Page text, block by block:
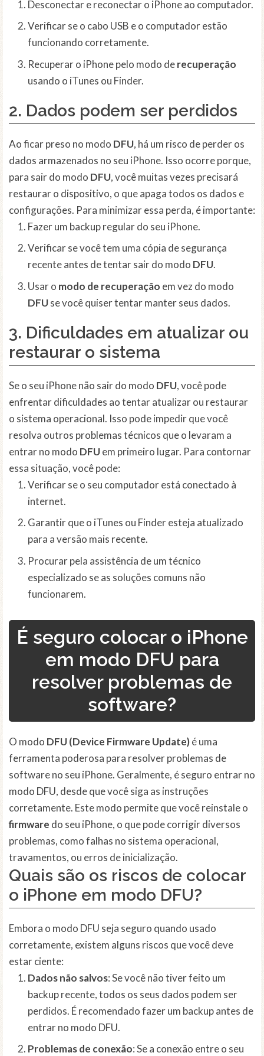
Desconectar e reconectar o iPhone ao computador.
Verificar se o cabo USB e o computador estão
funcionando corretamente.
Recuperar o iPhone pelo modo derecuperação
usando o iTunes ou Finder.
2. Dados podem ser perdidos
Ao ficar preso no modo DFU, há um risco de perder os
dados armazenados no seu iPhone. Isso ocorre porque,
para sair do modo DFU, você muitas vezes precisará
restaurar o dispositivo, o que apaga todos os dados e
configurações. Para minimizar essa perda, é importante:
Fazer um backup regular do seu iPhone.
Verificar se você tem uma cópia de segurança
recente antes de tentar sair do modo DFU.
Usar o modo de recuperação em vez do modo
DFUse você quiser tentar manter seus dados.
3. Dificuldades em atualizar ou
restaurar o sistema
Se o seu iPhone não sair do modo DFU, você pode
enfrentar dificuldades ao tentar atualizar ou restaurar
o sistema operacional. Isso pode impedir que você
resolva outros problemas técnicos que o levaram a
entrar no modo DFUem primeiro lugar. Para contornar
essa situação, você pode:
Verificar se o seu computador está conectado à
internet.
Garantir que o iTunes ou Finder esteja atualizado
para a versão mais recente.
Procurar pela assistência de um técnico
especializado se as soluções comuns não
funcionarem.
É seguro colocar o iPhone
em modo DFU para
resolver problemas de
software?
O modo DFU (Device Firmware Update)é uma
ferramenta poderosa para resolver problemas de
software no seu iPhone. Geralmente, é seguro entrar no
modo DFU, desde que você siga as instruções
corretamente. Este modo permite que você reinstale o
firmware do seu iPhone, o que pode corrigir diversos
problemas, como falhas no sistema operacional,
travamentos, ou erros de inicialização.
Quais são os riscos de colocar
o iPhone em modo DFU?
Embora o modo DFU seja seguro quando usado
corretamente, existem alguns riscos que você deve
estar ciente:
Dados não salvos: Se você não tiver feito um
backup recente, todos os seus dados podem ser
perdidos. É recomendado fazer um backup antes de
entrar no modo DFU.
Problemas de conexão: Se a conexão entre o seu